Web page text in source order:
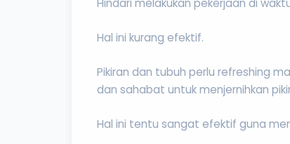
Hindari melakukan pekerjaan di
Hal ini kurang efektif.
Pikiran dan tubuh perlu refreshing
dan sahabat untuk menjernihkan
Hal ini tentu sangat efektif guna